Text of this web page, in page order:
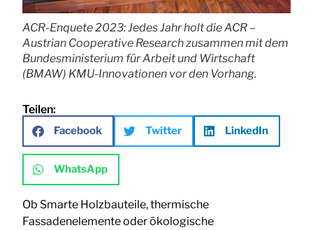
ACR-Enquete 2023: Jedes Jahr holt die ACR –
Austrian Cooperative Research zusammen mit dem
Bundesministerium für Arbeit und Wirtschaft
(BMAW) KMU-Innovationen vor den Vorhang.
Teilen:
Facebook Twitter LinkedIn
WhatsApp
Ob Smarte Holzbauteile, thermische
Fassadenelemente oder ökologische